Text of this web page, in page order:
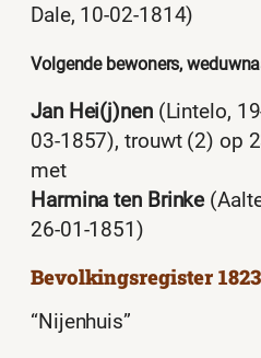
Dale, 10-02-1814)
Volgende bewoners,
Jan Hei(j)nen(Lintelo,
03-1857), trouwt (2) op
met
Harmina ten Brinke
26-01-1851)
Bevolkingsregister
“Nijenhuis”